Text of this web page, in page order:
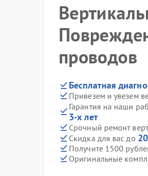
проводов
Бесплатная
Привезем и увезем
Гарантия на наши
3-х лет
Срочный ремонт
Скидка для вас до
Получите 1500
Оригинальные